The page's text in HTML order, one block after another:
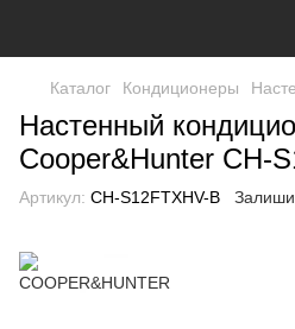
Каталог Кондиционеры
Настенный
Cooper&Hunter CH-
Артикул: CH-S12FTXHV-B